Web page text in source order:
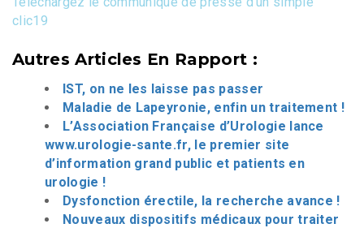
clic19
Autres Articles En Rapport :
IST, on ne les laisse pas passer
Maladie de Lapeyronie, enfin un traitement !
L’Association Française d’Urologie lance
www.urologie-sante.fr, le premier site
d’information grand public et patients en
urologie !
Dysfonction érectile, la recherche avance !
Nouveaux dispositifs médicaux pour traiter